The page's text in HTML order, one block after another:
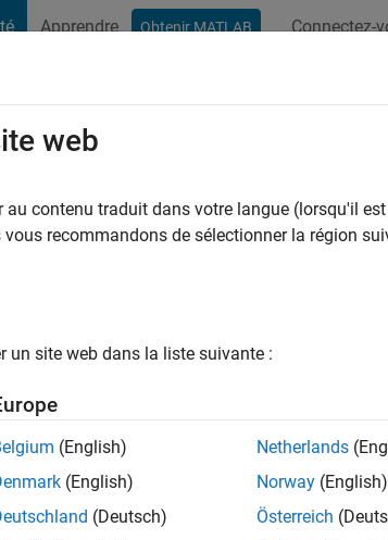
Apprendre Obtenir MATLAB Connectez-
depuis 2025
0
web
au contenu traduit dans votre langue (lorsqu'il
vous recommandons de sélectionner la région
un site web dans la liste suivante :
(English)
(English)
(Deutsch)
Netherlands
Norway (English)
Österreich